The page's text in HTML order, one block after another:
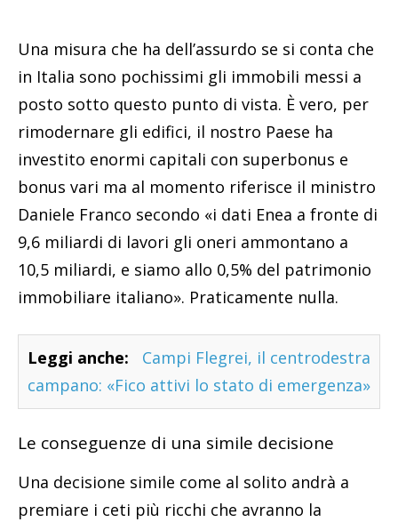
Una misura che ha dell’assurdo se si conta che
in Italia sono pochissimi gli immobili messi a
posto sotto questo punto di vista. È vero, per
rimodernare gli edifici, il nostro Paese ha
investito enormi capitali con superbonus e
bonus vari ma al momento riferisce il ministro
Daniele Franco secondo «i dati Enea a fronte di
9,6 miliardi di lavori gli oneri ammontano a
10,5 miliardi, e siamo allo 0,5% del patrimonio
immobiliare italiano». Praticamente nulla.
Leggi anche:
Campi Flegrei, il centrodestra
campano: «Fico attivi lo stato di emergenza»
Le conseguenze di una simile decisione
Una decisione simile come al solito andrà a
premiare i ceti più ricchi che avranno la